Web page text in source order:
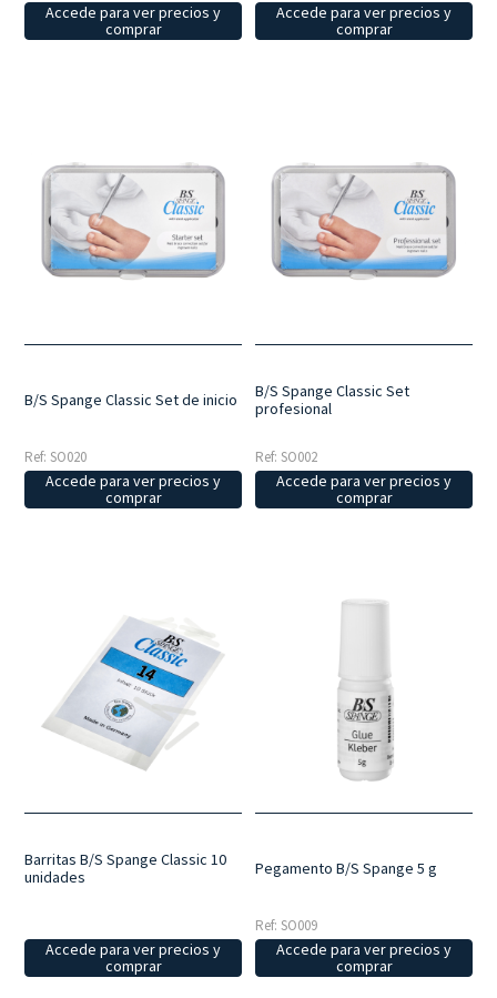
Accede para ver precios y
comprar
Accede para ver precios y
comprar
B/S Spange Classic Set de inicio
Ref: SO020
Accede para ver precios y
comprar
B/S Spange Classic Set
profesional
Ref: SO002
Accede para ver precios y
comprar
Barritas B/S Spange Classic 10
unidades
Accede para ver precios y
comprar
Pegamento B/S Spange 5 g
Ref: SO009
Accede para ver precios y
comprar